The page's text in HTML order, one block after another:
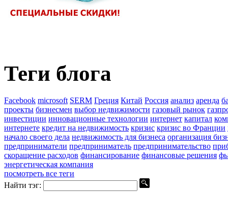
Теги блога
Facebook microsoft SERM Греция Китай Россия анализ аренда
проекты бизнесмен выбор недвижимости газовый рынок
инвестиции инновационные технологии интернет капитал
интернете кредит на недвижимость кризис кризис во Франции
начало своего дела недвижимость для бизнеса организация
предприниматели предприниматель предпринимательство
скоращение расходов финансирование финансовые решения
энергетическая компания
посмотреть все теги
Найти тэг: